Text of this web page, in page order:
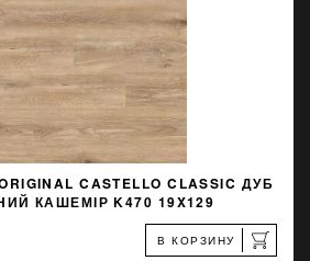
CASTELLO CLASSIC ДУБ
КАШЕМІР K470 19X129
В КОРЗИНУ